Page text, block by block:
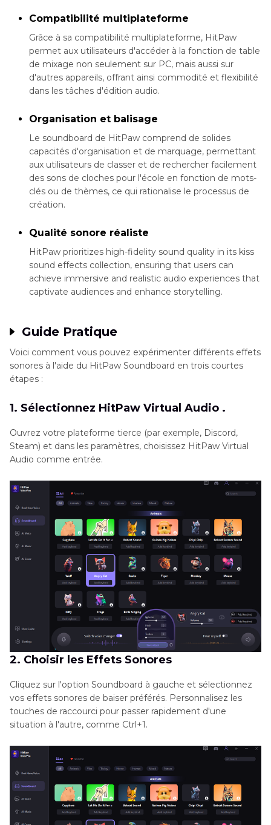
Compatibilité multiplateforme
Grâce à sa compatibilité multiplateforme, HitPaw
permet aux utilisateurs d'accéder à la fonction de table
de mixage non seulement sur PC, mais aussi sur
d'autres appareils, offrant ainsi commodité et flexibilité
dans les tâches d'édition audio.
Organisation et balisage
Le soundboard de HitPaw comprend de solides
capacités d'organisation et de marquage, permettant
aux utilisateurs de classer et de rechercher facilement
des sons de cloches pour l'école en fonction de mots-
clés ou de thèmes, ce qui rationalise le processus de
création.
Qualité sonore réaliste
HitPaw prioritizes high-fidelity sound quality in its kiss
sound effects collection, ensuring that users can
achieve immersive and realistic audio experiences that
captivate audiences and enhance storytelling.
Guide Pratique
Voici comment vous pouvez expérimenter différents effets
sonores à l'aide du HitPaw Soundboard en trois courtes
étapes :
1. Sélectionnez HitPaw Virtual Audio .
Ouvrez votre plateforme tierce (par exemple, Discord,
Steam) et dans les paramètres, choisissez HitPaw Virtual
Audio comme entrée.
2. Choisir les Effets Sonores
Cliquez sur l'option Soundboard à gauche et sélectionnez
vos effets sonores de baiser préférés. Personnalisez les
touches de raccourci pour passer rapidement d'une
situation à l'autre, comme Ctrl+1.